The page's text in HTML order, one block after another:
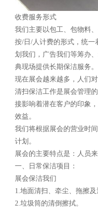
收费服务形式
我们主要以包工、包物料
按/日/人计费的形式，统一
划我们，广告我们等筹办
典现场提供长期保洁服务。
现在展会越来越多，人们
清扫保洁工作是展会管理
接影响着潜在客户的印象
效益。
我们将根据展会的营业时
计划。
展会的主要特点是：人员
一、日常保洁项目：
展会保洁我们
1.地面清扫、牵尘、拖擦及
2.垃圾筒的清倒擦拭。